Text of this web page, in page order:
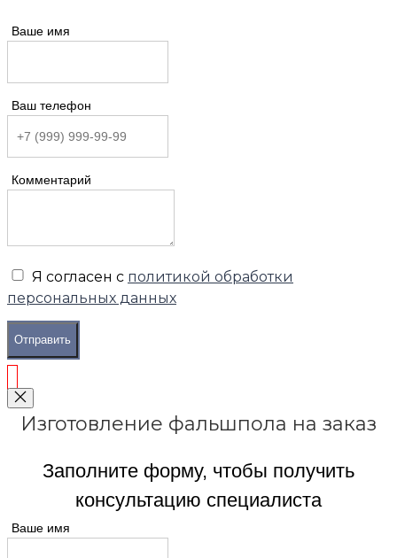
Ваше имя
Ваш телефон
Комментарий
Я согласен с политикой обработки
персональных данных
Отправить
Изготовление фальшпола на заказ
Заполните форму, чтобы получить
консультацию специалиста
Ваше имя